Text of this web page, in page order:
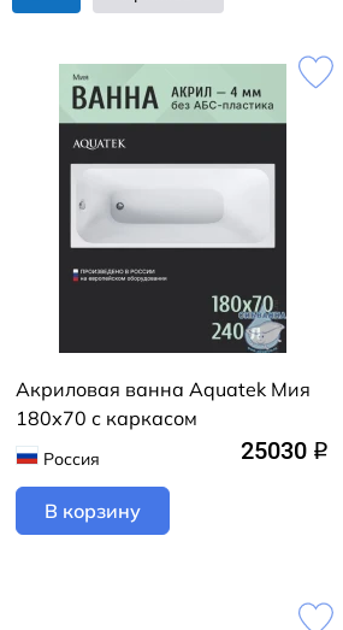
Акриловая ванна Aquatek Мия
180х70 с каркасом
Россия 25030 q
В корзину